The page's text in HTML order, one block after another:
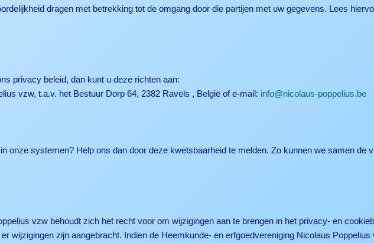
dragen met betrekking tot de omgang door die partijen met uw gegevens. Lees
privacy beleid, dan kunt u deze richten aan:
vzw, t.a.v. het Bestuur Dorp 64, 2382 Ravels , België of e-mail: info@nicolaus-poppelius.be
onze systemen? Help ons dan door deze kwetsbaarheid te melden. Zo kunnen we samen de
vzw behoudt zich het recht voor om wijzigingen aan te brengen in het privacy- en
wijzigingen zijn aangebracht. Indien de Heemkunde- en erfgoedvereniging Nicolaus